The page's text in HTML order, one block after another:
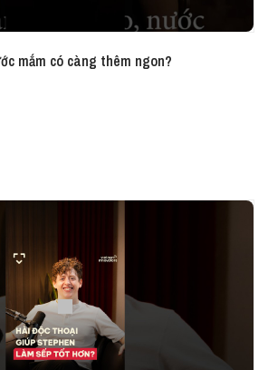
mắm có càng thêm ngon?